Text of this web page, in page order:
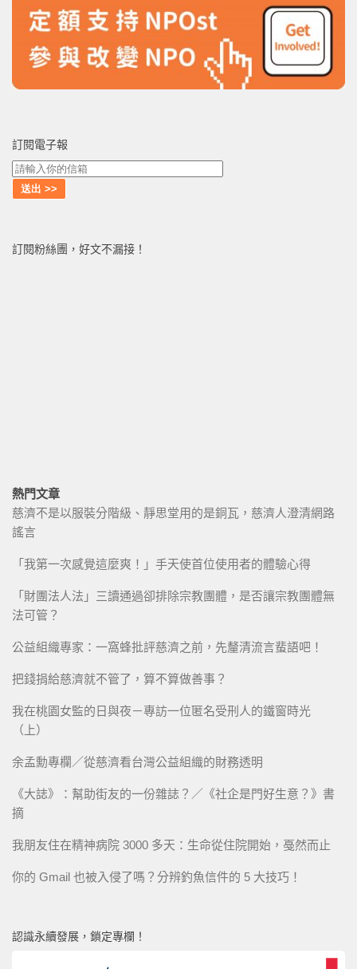
訂閱電子報
訂閱粉絲團，好文不漏接！
熱門文章
慈濟不是以服裝分階級、靜思堂用的是銅瓦，慈濟人澄清網路
謠言
「我第一次感覺這麼爽！」手天使首位使用者的體驗心得
「財團法人法」三讀通過卻排除宗教團體，是否讓宗教團體無
法可管？
公益組織專家：一窩蜂批評慈濟之前，先釐清流言蜚語吧！
把錢捐給慈濟就不管了，算不算做善事？
我在桃園女監的日與夜－專訪一位匿名受刑人的鐵窗時光
（上）
余孟勳專欄／從慈濟看台灣公益組織的財務透明
《大誌》：幫助街友的一份雜誌？／《社企是門好生意？》書
摘
我朋友住在精神病院 3000 多天：生命從住院開始，戞然而止
你的 Gmail 也被入侵了嗎？分辨釣魚信件的 5 大技巧！
認識永續發展，鎖定專欄！